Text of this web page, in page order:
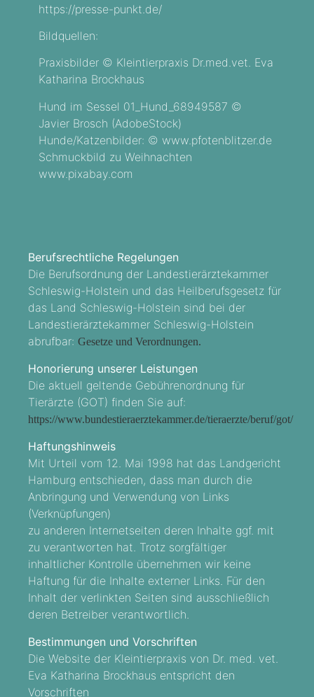
https://presse-punkt.de/
Bildquellen:
Praxisbilder © Kleintierpraxis Dr.med.vet. Eva
Katharina Brockhaus
Hund im Sessel 01_Hund_68949587 ©
Javier Brosch (AdobeStock)
Hunde/Katzenbilder: © www.pfotenblitzer.de
Schmuckbild zu Weihnachten
www.pixabay.com
Berufsrechtliche Regelungen
Die Berufsordnung der Landestierärztekammer
Schleswig-Holstein und das Heilberufsgesetz für
das Land Schleswig-Holstein sind bei der
Landestierärztekammer Schleswig-Holstein
abrufbar: Gesetze und Verordnungen.
Honorierung unserer Leistungen
Die aktuell geltende Gebührenordnung für
Tierärzte (GOT) finden Sie auf:
https://www.bundestieraerztekammer.de/tieraerzte/beruf/got/
Haftungshinweis
Mit Urteil vom 12. Mai 1998 hat das Landgericht
Hamburg entschieden, dass man durch die
Anbringung und Verwendung von Links
(Verknüpfungen)
zu anderen Internetseiten deren Inhalte ggf. mit
zu verantworten hat. Trotz sorgfältiger
inhaltlicher Kontrolle übernehmen wir keine
Haftung für die Inhalte externer Links. Für den
Inhalt der verlinkten Seiten sind ausschließlich
deren Betreiber verantwortlich.
Bestimmungen und Vorschriften
Die Website der Kleintierpraxis von Dr. med. vet.
Eva Katharina Brockhaus entspricht den
Vorschriften